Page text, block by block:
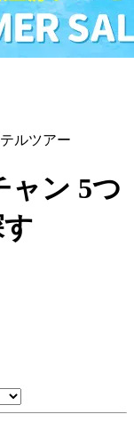
ルツアー
ャン 5つ